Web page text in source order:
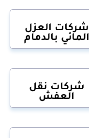
شركات العزل
المائي بالدمام
شركات نقل
العفش